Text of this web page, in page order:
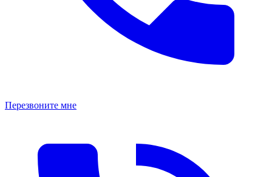
Перезвоните мне